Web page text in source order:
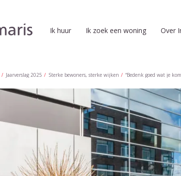
Ik huur Ik zoek een woning Over
Jaarverslag 2025 Sterke bewoners, sterke wijken “Bedenk goed wat je